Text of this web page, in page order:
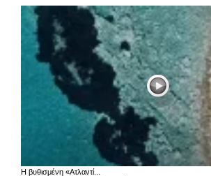
Η βυθισμένη «Ατλαντί...